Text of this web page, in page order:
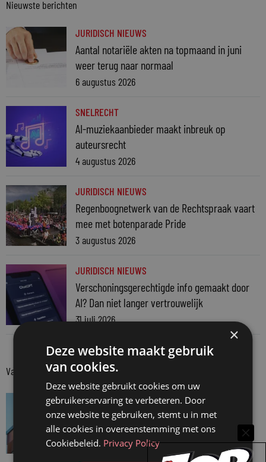
Nieuwste berichten
JURIDISCH NIEUWS
Aantal notariële akten na topmaand in juni
weer terug naar normaal
6 augustus 2026
SNELRECHT
AI-muziekaanbieder maakt inbreuk op
auteursrecht
4 augustus 2026
JURIDISCH NIEUWS
Regenboognetwerk van de Rechtspraak vaart
mee met botenparade Pride
3 augustus 2026
JURIDISCH NIEUWS
Verschoningsgerechtigde info gemaakt door
AI? Dan niet langer vertrouwelijk
31 juli 2026
Van onze kennispartners
VAN ONZE KENNISPARTNERS
Van praktijk naar bewijs: hoe onderbouw je
keuzes tijdens een Wwft-audit?
7 augustus 2026
×
Deze website maakt gebruik
van cookies.
Deze website gebruikt cookies om uw
gebruikerservaring te verbeteren. Door
onze website te gebruiken, stemt u in met
alle cookies in overeenstemming met ons
Cookiebeleid. Privacy Policy